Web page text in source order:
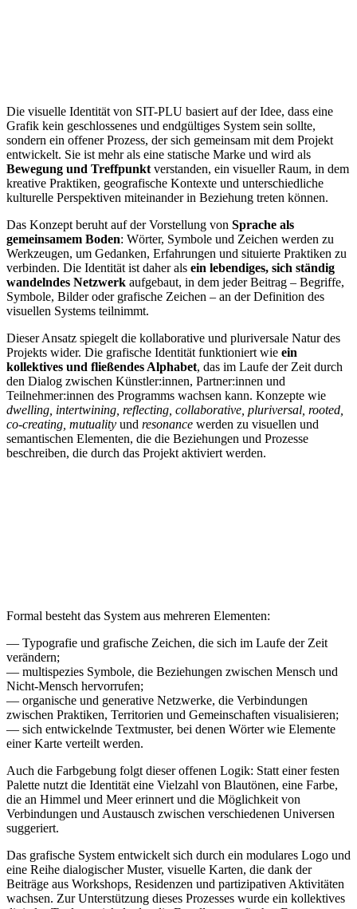
Die visuelle Identität von SIT-PLU basiert auf der Idee, dass eine
Grafik kein geschlossenes und endgültiges System sein sollte,
sondern ein offener Prozess, der sich gemeinsam mit dem Projekt
entwickelt. Sie ist mehr als eine statische Marke und wird als
Bewegung und Treffpunkt verstanden, ein visueller Raum, in dem
kreative Praktiken, geografische Kontexte und unterschiedliche
kulturelle Perspektiven miteinander in Beziehung treten können.
Das Konzept beruht auf der Vorstellung von Sprache als
gemeinsamem Boden: Wörter, Symbole und Zeichen werden zu
Werkzeugen, um Gedanken, Erfahrungen und situierte Praktiken zu
verbinden. Die Identität ist daher als ein lebendiges, sich ständig
wandelndes Netzwerk aufgebaut, in dem jeder Beitrag – Begriffe,
Symbole, Bilder oder grafische Zeichen – an der Definition des
visuellen Systems teilnimmt.
Dieser Ansatz spiegelt die kollaborative und pluriversale Natur des
Projekts wider. Die grafische Identität funktioniert wie ein
kollektives und fließendes Alphabet, das im Laufe der Zeit durch
den Dialog zwischen Künstler:innen, Partner:innen und
Teilnehmer:innen des Programms wachsen kann. Konzepte wie
dwelling, intertwining, reflecting, collaborative, pluriversal, rooted,
co-creating, mutuality und resonance werden zu visuellen und
semantischen Elementen, die die Beziehungen und Prozesse
beschreiben, die durch das Projekt aktiviert werden.
Formal besteht das System aus mehreren Elementen:
— Typografie und grafische Zeichen, die sich im Laufe der Zeit
verändern;
— multispezies Symbole, die Beziehungen zwischen Mensch und
Nicht-Mensch hervorrufen;
— organische und generative Netzwerke, die Verbindungen
zwischen Praktiken, Territorien und Gemeinschaften visualisieren;
— sich entwickelnde Textmuster, bei denen Wörter wie Elemente
einer Karte verteilt werden.
Auch die Farbgebung folgt dieser offenen Logik: Statt einer festen
Palette nutzt die Identität eine Vielzahl von Blautönen, eine Farbe,
die an Himmel und Meer erinnert und die Möglichkeit von
Verbindungen und Austausch zwischen verschiedenen Universen
suggeriert.
Das grafische System entwickelt sich durch ein modulares Logo und
eine Reihe dialogischer Muster, visuelle Karten, die dank der
Beiträge aus Workshops, Residenzen und partizipativen Aktivitäten
wachsen. Zur Unterstützung dieses Prozesses wurde ein kollektives